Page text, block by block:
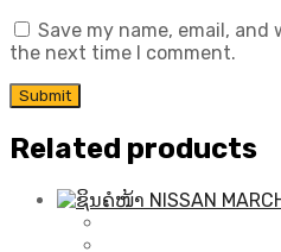
Save my name, email,
the next time I comment.
Related products